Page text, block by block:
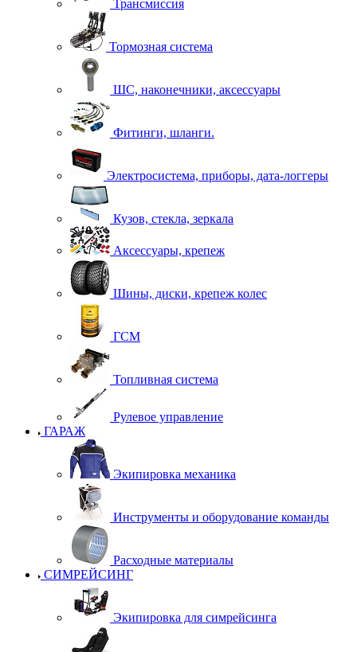
Трансмиссия
Тормозная система
ШС, наконечники, аксессуары
Фитинги, шланги.
Электросистема, приборы, дата-логгеры
Кузов, стекла, зеркала
Аксессуары, крепеж
Шины, диски, крепеж колес
ГСМ
Топливная система
Рулевое управление
ГАРАЖ
Экипировка механика
Инструменты и оборудование команды
Расходные материалы
СИМРЕЙСИНГ
Экипировка для симрейсинга